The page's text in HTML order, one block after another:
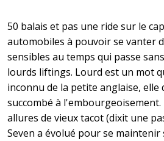
50 balais et pas une ride sur le
automobiles à pouvoir se vanter
sensibles au temps qui passe
lourds liftings. Lourd est un mot
inconnu de la petite anglaise,
succombé à
allures de vieux tacot (dixit une
Seven a évolué pour se maintenir